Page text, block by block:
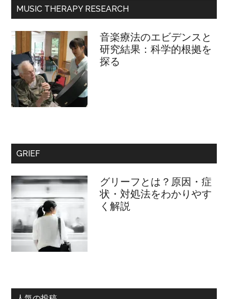
MUSIC THERAPY RESEARCH
音楽療法のエビデンスと
研究結果：科学的根拠を
探る
GRIEF
グリーフとは？原因・症
状・対処法をわかりやす
く解説